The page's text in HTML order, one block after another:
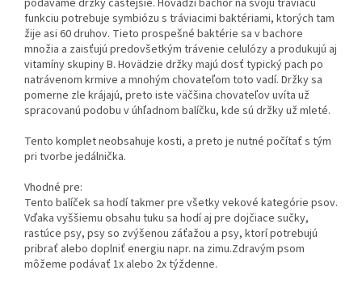
podávame držky častejšie. Hovädzí bachor na svoju tráviacu
funkciu potrebuje symbiózu s tráviacimi baktériami, ktorých tam
žije asi 60 druhov. Tieto prospešné baktérie sa v bachore
množia a zaisťujú predovšetkým trávenie celulózy a produkujú aj
vitamíny skupiny B. Hovädzie držky majú dosť typický pach po
natrávenom krmive a mnohým chovateľom toto vadí. Držky sa
pomerne zle krájajú, preto iste väčšina chovateľov uvíta už
spracovanú podobu v úhľadnom balíčku, kde sú držky už mleté.
Tento komplet neobsahuje kosti, a preto je nutné počítať s tým
pri tvorbe jedálnička.
Vhodné pre:
Tento balíček sa hodí takmer pre všetky vekové kategórie psov.
Vďaka vyššiemu obsahu tuku sa hodí aj pre dojčiace sučky,
rastúce psy, psy so zvýšenou záťažou a psy, ktorí potrebujú
pribrať alebo doplniť energiu napr. na zimu.Zdravým psom
môžeme podávať 1x alebo 2x týždenne.